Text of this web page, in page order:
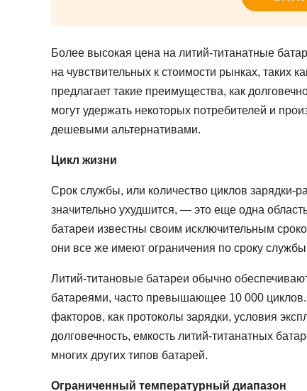
Более высокая цена на литий-титанатные
на чувствительных к стоимости рынках, таких
предлагает такие преимущества, как
могут удержать некоторых потребителей и
дешевыми альтернативами.
Цикл жизни
Срок службы, или количество циклов зарядки-
значительно ухудшится, — это еще одна
батареи известны своим исключительным
они все же имеют ограничения по сроку
Литий-титановые батареи обычно
батареями, часто превышающее 10 000
факторов, как протоколы зарядки, условия
долговечность, емкость литий-титанатных
многих других типов батарей.
Ограниченный температурный диапазон